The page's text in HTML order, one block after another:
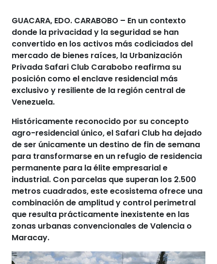
GUACARA, EDO. CARABOBO – En un contexto
donde la privacidad y la seguridad se han
convertido en los activos más codiciados del
mercado de bienes raíces, la Urbanización
Privada Safari Club Carabobo reafirma su
posición como el enclave residencial más
exclusivo y resiliente de la región central de
Venezuela.
Históricamente reconocido por su concepto
agro-residencial único, el Safari Club ha dejado
de ser únicamente un destino de fin de semana
para transformarse en un refugio de residencia
permanente para la élite empresarial e
industrial. Con parcelas que superan los 2.500
metros cuadrados, este ecosistema ofrece una
combinación de amplitud y control perimetral
que resulta prácticamente inexistente en las
zonas urbanas convencionales de Valencia o
Maracay.